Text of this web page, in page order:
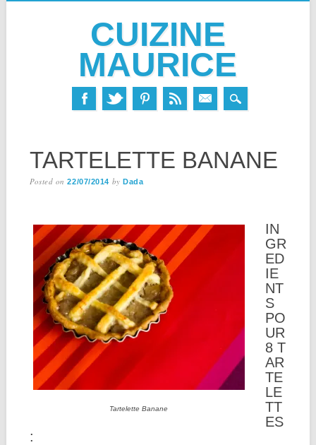
CUIZINE
MAURICE
content
TARTELETTE BANANE
Posted on22/07/2014 byDada
Tartelette Banane
IN
GR
ED
IE
NT
S
PO
UR
8 T
AR
TE
LE
TT
ES
: